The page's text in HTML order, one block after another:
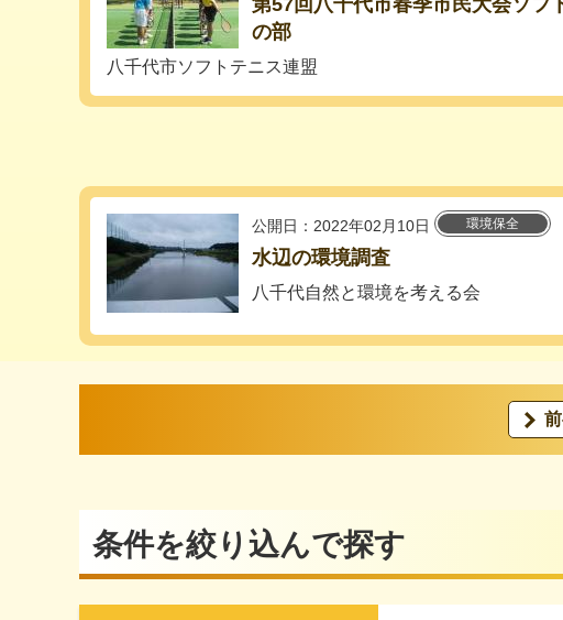
第57回八千代市春季市民大会ソフ
の部
八千代市ソフトテニス連盟
公開日：2022年02月10日 環境保全
水辺の環境調査
八千代自然と環境を考える会
条件を絞り込んで探す